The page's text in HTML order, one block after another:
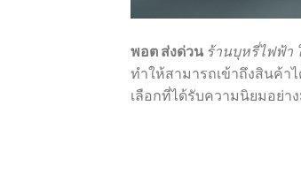
พอต ส่งด่วน ร้านบุหรี่ไฟฟ้า
ทำให้สามารถเข้าถึงสินค้า
เลือกที่ได้รับความนิยมอย่